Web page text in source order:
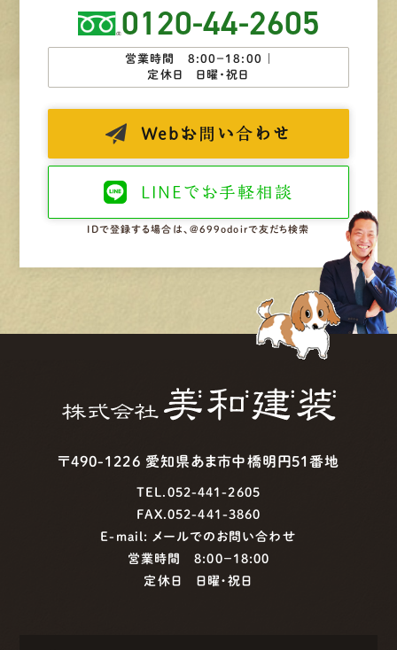
0120-44-2605
営業時間 8:00−18:00 ｜
定休日 日曜・祝日
Web お問い合わせ
LINEで お手軽相談
IDで登録する場合は、@699odoirで友だち検索
〒490-1226 愛知県あま市中橋明円51番地
TEL.052-441-2605
FAX.052-441-3860
E-mail: メールでのお問い合わせ
営業時間 8:00−18:00
定休日 日曜・祝日